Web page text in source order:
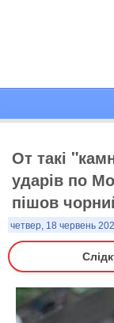
От такі
ударів по
пішов
четвер, 18 червень